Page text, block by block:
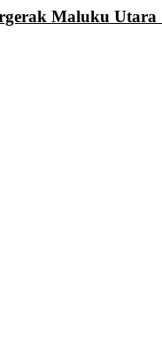
Maluku Utara